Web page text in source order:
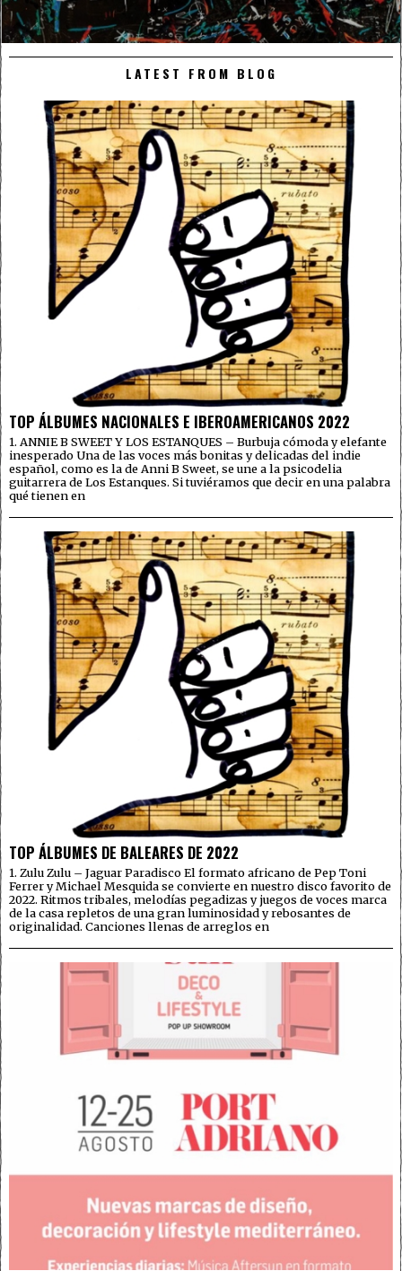
LATEST FROM BLOG
TOP ÁLBUMES NACIONALES E IBEROAMERICANOS 2022
1. ANNIE B SWEET Y LOS ESTANQUES – Burbuja cómoda y elefante
inesperado Una de las voces más bonitas y delicadas del indie
español, como es la de Anni B Sweet, se une a la psicodelia
guitarrera de Los Estanques. Si tuviéramos que decir en una palabra
qué tienen en
TOP ÁLBUMES DE BALEARES DE 2022
1. Zulu Zulu – Jaguar Paradisco El formato africano de Pep Toni
Ferrer y Michael Mesquida se convierte en nuestro disco favorito de
2022. Ritmos tribales, melodías pegadizas y juegos de voces marca
de la casa repletos de una gran luminosidad y rebosantes de
originalidad. Canciones llenas de arreglos en